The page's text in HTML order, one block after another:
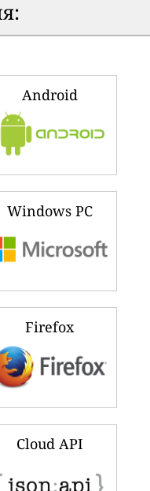
Android
Windows PC
Firefox
Cloud API